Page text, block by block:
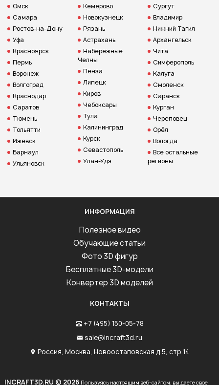
Омск
Самара
Ростов-на-Дону
Уфа
Красноярск
Пермь
Воронеж
Волгоград
Краснодар
Саратов
Тюмень
Тольятти
Ижевск
Барнаул
Ульяновск
Кемерово
Новокузнецк
Рязань
Астрахань
Набережные
Челны
Пенза
Липецк
Киров
Чебоксары
Тула
Калининград
Курск
Севастополь
Улан-Удэ
Сургут
Владимир
Нижний Тагил
Архангельск
Чита
Симферополь
Калуга
Смоленск
Саранск
Курган
Череповец
Орёл
Вологда
Все остальные
регионы
ИНФОРМАЦИЯ
Полезное видео
Обучающие статьи
Фото 3D фигур
Бесплатные 3D-модели
Конвертер 3D моделей
КОНТАКТЫ
+7 (495) 150-05-78
sale@incraft3d.ru
Россия, Москва, Новоостаповская д.5, стр.14
INCRAFT3D.RU © 2026 Пользуясь настоящим веб-сайтом, вы даете свое